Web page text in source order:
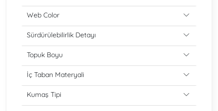
Web Color
Sürdürülebilirlik Detayı
Topuk Boyu
İç Taban Materyali
Kumaş Tipi